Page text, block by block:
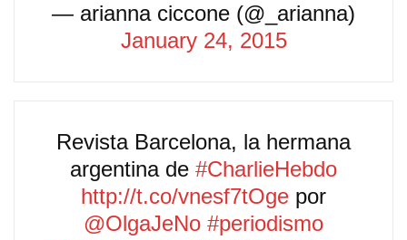
— arianna ciccone (@_arianna)
January 24, 2015
Revista Barcelona, la hermana
argentina de #CharlieHebdo
http://t.co/vnesf7tOge por
@OlgaJeNo #periodismo